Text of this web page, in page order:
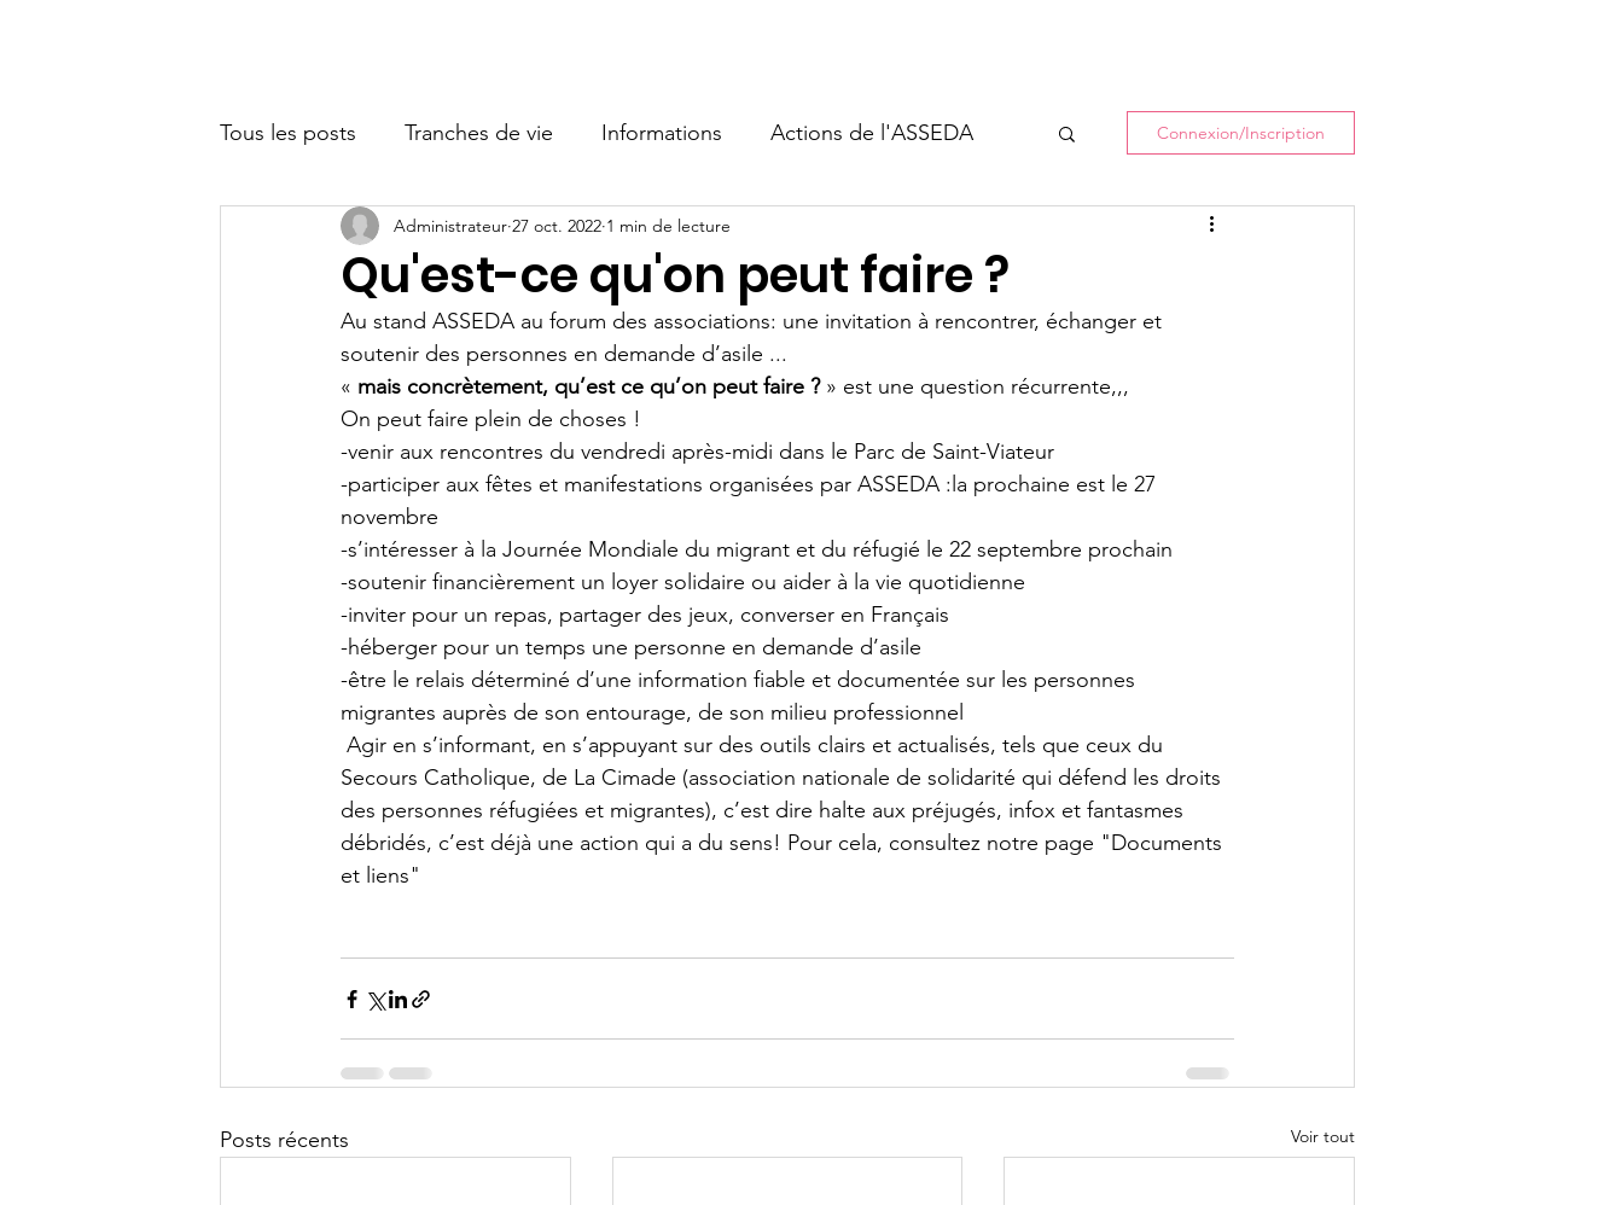
Tous les posts Tranches de vie Informations Actions de l'ASSEDA
Partenaires
Connexion/Inscription
Qu'est-ce qu'on peut faire ?
Administrateur 27 oct. 2022 1 min de lecture
Au stand ASSEDA au forum des associations: une invitation à rencontrer, échanger et
soutenir des personnes en demande d’asile ...
« mais concrètement, qu’est ce qu’on peut faire ? » est une question récurrente,,,
On peut faire plein de choses !
-venir aux rencontres du vendredi après-midi dans le Parc de Saint-Viateur
-participer aux fêtes et manifestations organisées par ASSEDA :la prochaine est le 27
novembre
-s’intéresser à la Journée Mondiale du migrant et du réfugié le 22 septembre prochain
-soutenir financièrement un loyer solidaire ou aider à la vie quotidienne
-inviter pour un repas, partager des jeux, converser en Français
-héberger pour un temps une personne en demande d’asile
-être le relais déterminé d’une information fiable et documentée sur les personnes
migrantes auprès de son entourage, de son milieu professionnel
Secours Catholique, de La Cimade (association nationale de solidarité qui défend les droits
des personnes réfugiées et migrantes), c’est dire halte aux préjugés, infox et fantasmes
débridés, c’est déjà une action qui a du sens! Pour cela, consultez notre page "Documents
et liens"
Posts récents Voir tout